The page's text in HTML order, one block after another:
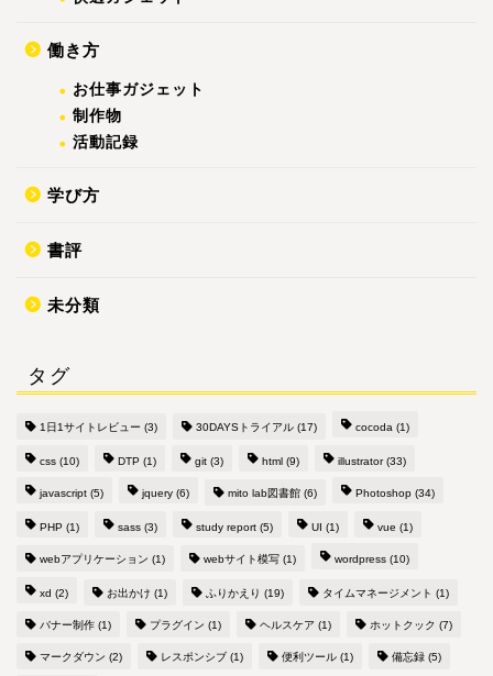
働き方
お仕事ガジェット
制作物
活動記録
学び方
書評
未分類
タグ
1日1サイトレビュー (3) 30DAYSトライアル (17) cocoda (1)
css (10) DTP (1) git (3) html (9) illustrator(33)
javascript (5) jquery (6) mito lab図書館 (6) Photoshop (34)
PHP (1) sass (3) study report (5) UI (1) vue (1)
webアプリケーション (1) webサイト模写 (1) wordpress (10)
xd (2) お出かけ (1) ふりかえり (19) タイムマネージメント (1)
バナー制作 (1) プラグイン (1) ヘルスケア (1) ホットクック (7)
マークダウン (2) レスポンシブ (1) 便利ツール (1) 備忘録 (5)